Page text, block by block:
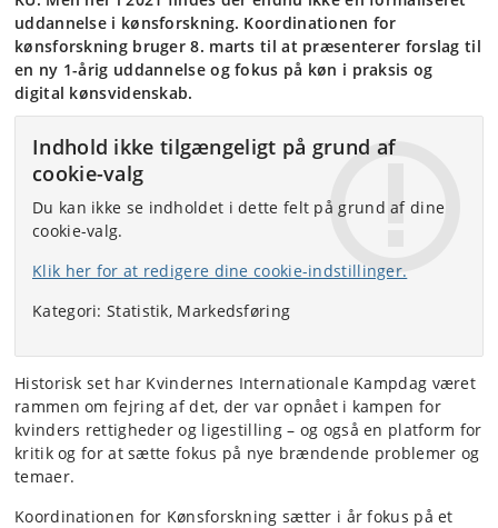
uddannelse i kønsforskning. Koordinationen for
kønsforskning bruger 8. marts til at præsenterer forslag til
en ny 1-årig uddannelse og fokus på køn i praksis og
digital kønsvidenskab.
Indhold ikke tilgængeligt på grund af
cookie-valg
Du kan ikke se indholdet i dette felt på grund af dine
cookie-valg.
Klik her for at redigere dine cookie-indstillinger.
Kategori: Statistik, Markedsføring
Historisk set har Kvindernes Internationale Kampdag været
rammen om fejring af det, der var opnået i kampen for
kvinders rettigheder og ligestilling – og også en platform for
kritik og for at sætte fokus på nye brændende problemer og
temaer.
Koordinationen for Kønsforskning sætter i år fokus på et